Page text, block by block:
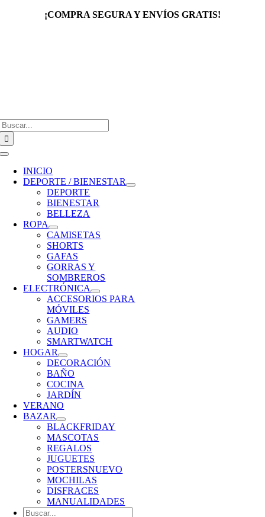
¡COMPRA SEGURA Y ENVÍOS GRATIS!
Toggle
Navigation
INICIO
DEPORTE / BIENESTAR
DEPORTE
BIENESTAR
BELLEZA
ROPA
CAMISETAS
SHORTS
GAFAS
GORRAS Y
SOMBREROS
ELECTRÓNICA
ACCESORIOS PARA
MÓVILES
GAMERS
AUDIO
SMARTWATCH
HOGAR
DECORACIÓN
BAÑO
COCINA
JARDÍN
VERANO
BAZAR
BLACKFRIDAY
MASCOTAS
REGALOS
JUGUETES
POSTERSNUEVO
MOCHILAS
DISFRACES
MANUALIDADES
Buscar: